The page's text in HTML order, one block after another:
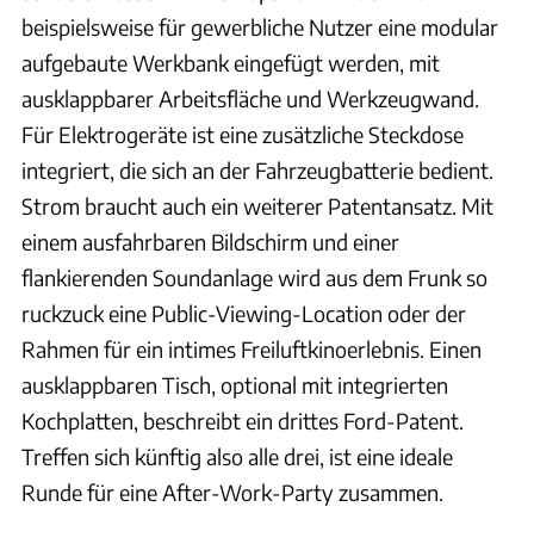
beispielsweise für gewerbliche Nutzer eine modular
aufgebaute Werkbank eingefügt werden, mit
ausklappbarer Arbeitsfläche und Werkzeugwand.
Für Elektrogeräte ist eine zusätzliche Steckdose
integriert, die sich an der Fahrzeugbatterie bedient.
Strom braucht auch ein weiterer Patentansatz. Mit
einem ausfahrbaren Bildschirm und einer
flankierenden Soundanlage wird aus dem Frunk so
ruckzuck eine Public-Viewing-Location oder der
Rahmen für ein intimes Freiluftkinoerlebnis. Einen
ausklappbaren Tisch, optional mit integrierten
Kochplatten, beschreibt ein drittes Ford-Patent.
Treffen sich künftig also alle drei, ist eine ideale
Runde für eine After-Work-Party zusammen.